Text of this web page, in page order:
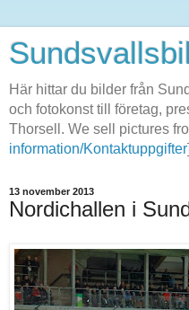
Här hittar du bilder från
och fotokonst till företag,
Thorsell. We sell pictures
information/Kontaktuppgifter]
13 november 2013
Nordichallen i